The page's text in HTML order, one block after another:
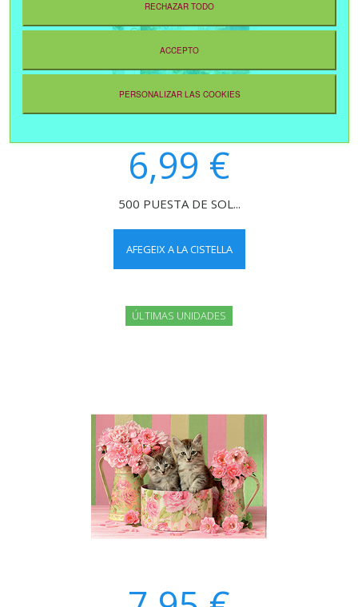
6,99 €
500 PUESTA DE SOL...
AFEGEIX A LA CISTELLA
ÚLTIMAS UNIDADES
RECHAZAR TODO
ACCEPTO
PERSONALIZAR LAS COOKIES